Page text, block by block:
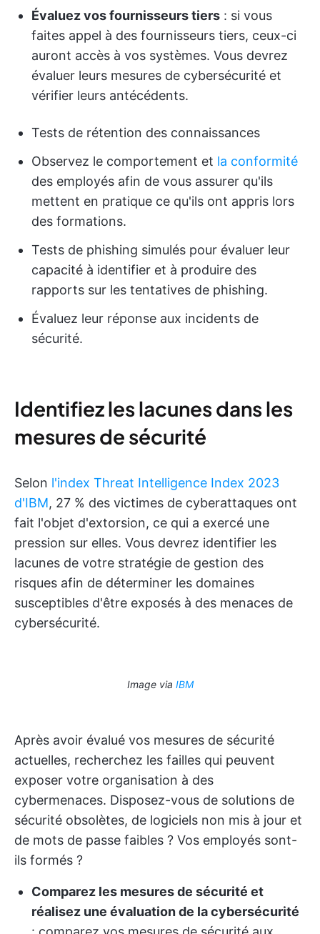
Évaluez vos fournisseurs tiers : si vous
faites appel à des fournisseurs tiers, ceux-ci
auront accès à vos systèmes. Vous devrez
évaluer leurs mesures de cybersécurité et
vérifier leurs antécédents.
Tests de rétention des connaissances
Observez le comportement et la conformité
des employés afin de vous assurer qu'ils
mettent en pratique ce qu'ils ont appris lors
des formations.
Tests de phishing simulés pour évaluer leur
capacité à identifier et à produire des
rapports sur les tentatives de phishing.
Évaluez leur réponse aux incidents de
sécurité.
Identifiez les lacunes dans les
mesures de sécurité
Selon l'index Threat Intelligence Index 2023
d'IBM, 27 % des victimes de cyberattaques ont
fait l'objet d'extorsion, ce qui a exercé une
pression sur elles. Vous devrez identifier les
lacunes de votre stratégie de gestion des
risques afin de déterminer les domaines
susceptibles d'être exposés à des menaces de
cybersécurité.
Image via IBM
Après avoir évalué vos mesures de sécurité
actuelles, recherchez les failles qui peuvent
exposer votre organisation à des
cybermenaces. Disposez-vous de solutions de
sécurité obsolètes, de logiciels non mis à jour et
de mots de passe faibles ? Vos employés sont-
ils formés ?
Comparez les mesures de sécurité et
réalisez une évaluation de la cybersécurité